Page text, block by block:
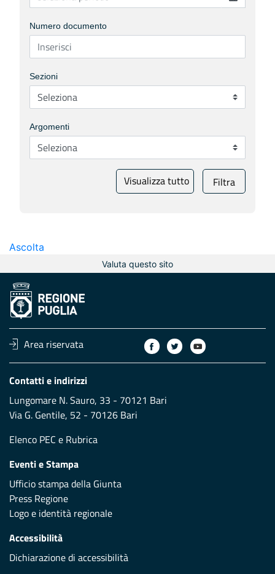
Numero documento
Sezioni
Argomenti
Visualizza tutto Filtra
Ascolta
Valuta questo sito
Area riservata
Contatti e indirizzi
Lungomare N. Sauro, 33 - 70121 Bari
Via G. Gentile, 52 - 70126 Bari
Elenco PEC e Rubrica
Eventi e Stampa
Ufficio stampa della Giunta
Press Regione
Logo e identità regionale
Accessibilità
Dichiarazione di accessibilità